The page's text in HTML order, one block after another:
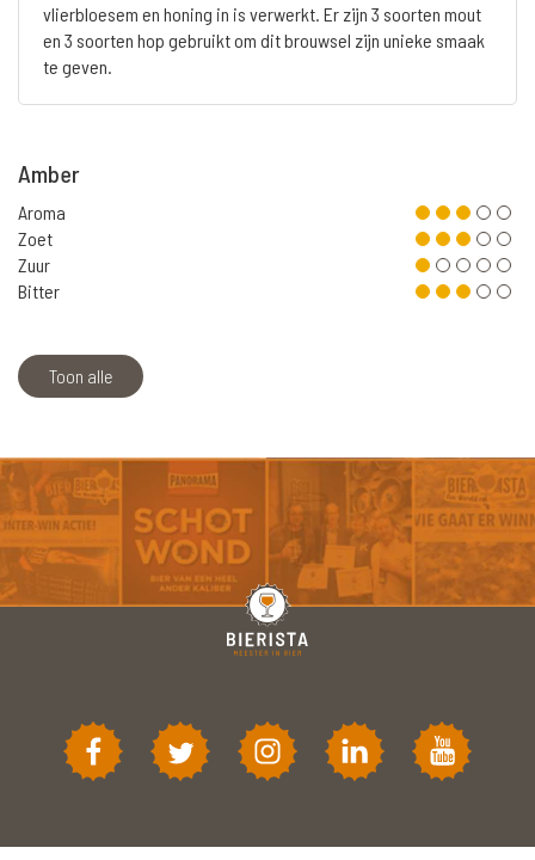
vlierbloesem en honing in is verwerkt. Er zijn 3 soorten mout
en 3 soorten hop gebruikt om dit brouwsel zijn unieke smaak
te geven.
Amber
Aroma
Zoet
Zuur
Bitter
Toon alle